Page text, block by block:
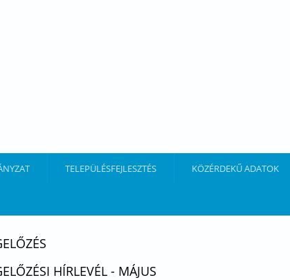
TELEPÜLÉSFEJLESZTÉS KÖZÉRDEKŰ ADATOK
HÍRLEVÉL - MÁJUS